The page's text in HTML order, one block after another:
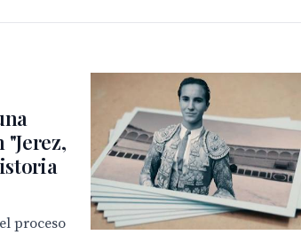
proceso